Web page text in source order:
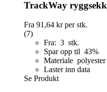
TrackWay ryggsekk
Fra 91,64 krper stk.
(7)
Fra: 3 stk.
Spar opp til 43%
Materiale polyester
Laster inn data
Se Produkt